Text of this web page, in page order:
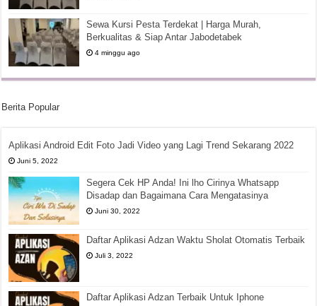
Sewa Kursi Pesta Terdekat | Harga Murah,
Berkualitas & Siap Antar Jabodetabek
4 minggu ago
Berita Popular
Aplikasi Android Edit Foto Jadi Video yang Lagi Trend Sekarang 2022
Juni 5, 2022
Segera Cek HP Anda! Ini lho Cirinya Whatsapp
Disadap dan Bagaimana Cara Mengatasinya
Juni 30, 2022
Daftar Aplikasi Adzan Waktu Sholat Otomatis Terbaik
Juli 3, 2022
Daftar Aplikasi Adzan Terbaik Untuk Iphone